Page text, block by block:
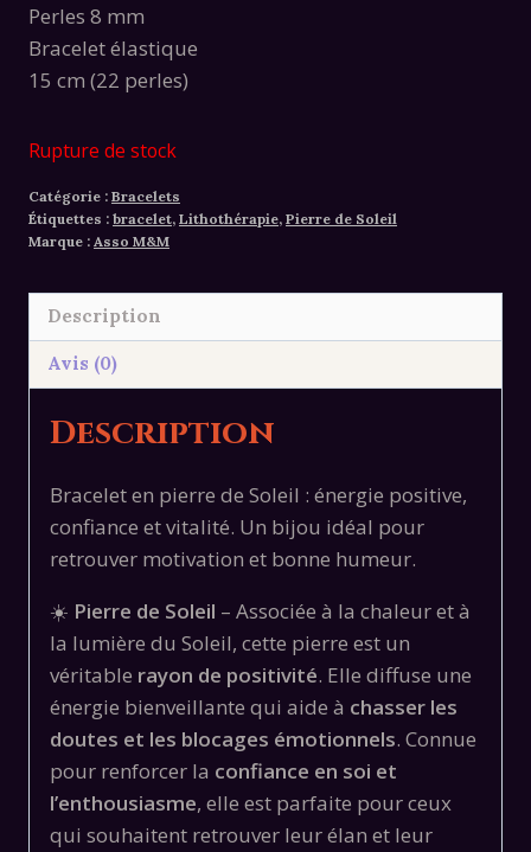
Perles 8 mm
Bracelet élastique
15 cm (22 perles)
Rupture de stock
Catégorie : Bracelets
Étiquettes : bracelet, Lithothérapie, Pierre de Soleil
Marque : Asso M&M
Description
Avis (0)
Description
Bracelet en pierre de Soleil : énergie positive,
confiance et vitalité. Un bijou idéal pour
retrouver motivation et bonne humeur.
☀️ Pierre de Soleil – Associée à la chaleur et à
la lumière du Soleil, cette pierre est un
véritable rayon de positivité. Elle diffuse une
énergie bienveillante qui aide à chasser les
doutes et les blocages émotionnels. Connue
pour renforcer la confiance en soi et
l’enthousiasme, elle est parfaite pour ceux
qui souhaitent retrouver leur élan et leur